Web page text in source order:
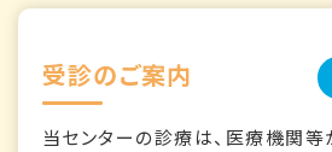
受診のご案内
当センターの診療は、医療機関等